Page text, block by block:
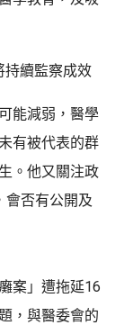
續監察成效
能減弱，醫學
有被代表的群
。他又關注政
會否有公開及
案」遭拖延16
，與醫委會的